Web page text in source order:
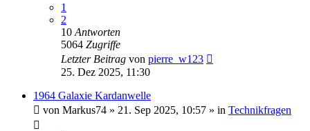
1
2
10 Antworten
5064 Zugriffe
Letzter Beitrag von pierre_w123
25. Dez 2025, 11:30
1964 Galaxie Kardanwelle
von Markus74 » 21. Sep 2025, 10:57 » in Technikfragen